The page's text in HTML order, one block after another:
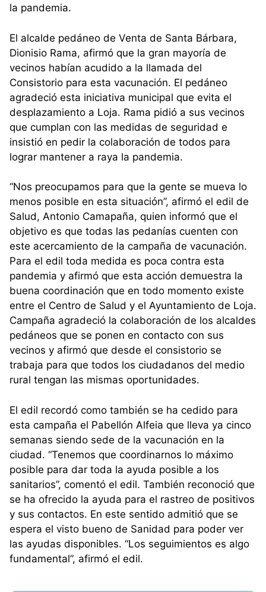
la pandemia.
El alcalde pedáneo de Venta de Santa Bárbara,
Dionisio Rama, afirmó que la gran mayoría de
vecinos habían acudido a la llamada del
Consistorio para esta vacunación. El pedáneo
agradeció esta iniciativa municipal que evita el
desplazamiento a Loja. Rama pidió a sus vecinos
que cumplan con las medidas de seguridad e
insistió en pedir la colaboración de todos para
lograr mantener a raya la pandemia.
“Nos preocupamos para que la gente se mueva lo
menos posible en esta situación”, afirmó el edil de
Salud, Antonio Camapaña, quien informó que el
objetivo es que todas las pedanías cuenten con
este acercamiento de la campaña de vacunación.
Para el edil toda medida es poca contra esta
pandemia y afirmó que esta acción demuestra la
buena coordinación que en todo momento existe
entre el Centro de Salud y el Ayuntamiento de Loja.
Campaña agradeció la colaboración de los alcaldes
pedáneos que se ponen en contacto con sus
vecinos y afirmó que desde el consistorio se
trabaja para que todos los ciudadanos del medio
rural tengan las mismas oportunidades.
El edil recordó como también se ha cedido para
esta campaña el Pabellón Alfeia que lleva ya cinco
semanas siendo sede de la vacunación en la
ciudad. “Tenemos que coordinarnos lo máximo
posible para dar toda la ayuda posible a los
sanitarios”, comentó el edil. También reconoció que
se ha ofrecido la ayuda para el rastreo de positivos
y sus contactos. En este sentido admitió que se
espera el visto bueno de Sanidad para poder ver
las ayudas disponibles. “Los seguimientos es algo
fundamental”, afirmó el edil.